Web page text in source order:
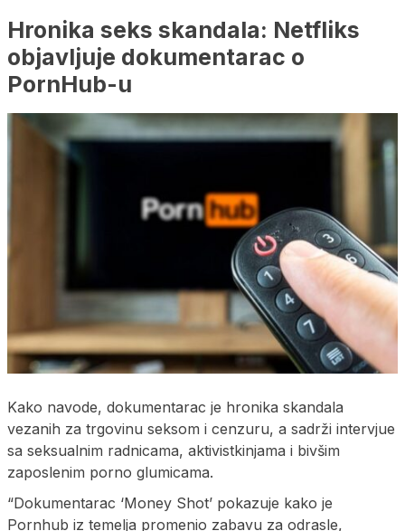
Hronika seks skandala: Netfliks
objavljuje dokumentarac o
PornHub-u
Kako navode, dokumentarac je hronika skandala
vezanih za trgovinu seksom i cenzuru, a sadrži intervjue
sa seksualnim radnicama, aktivistkinjama i bivšim
zaposlenim porno glumicama.
“Dokumentarac ‘Money Shot’ pokazuje kako je
Pornhub iz temelja promenio zabavu za odrasle,